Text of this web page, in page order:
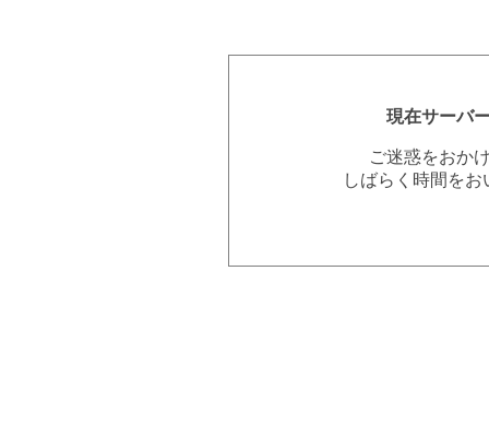
現在サーバ
ご迷惑をおか
しばらく時間を